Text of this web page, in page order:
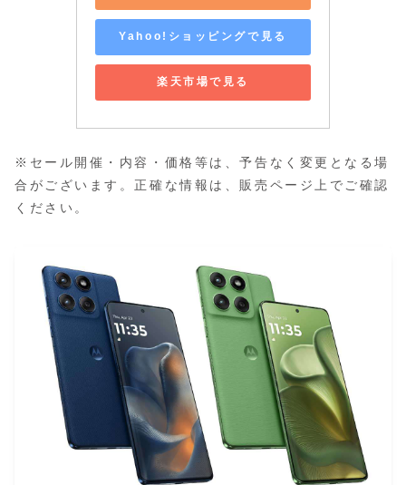
Yahoo!ショッピングで見る
楽天市場で見る
※セール開催・内容・価格等は、予告なく変更となる場
合がございます。正確な情報は、販売ページ上でご確認
ください。